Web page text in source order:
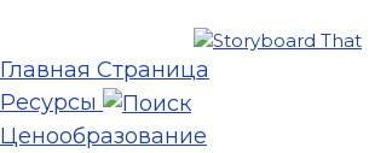
Главная Страница
Ресурсы
Ценообразование